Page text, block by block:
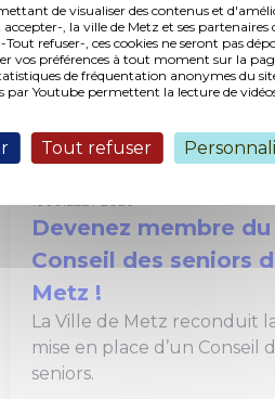
de visualiser des contenus et
, la ville de Metz et ses
refuser-, ces cookies ne seront pas
vos préférences à tout moment sur la
de fréquentation anonymes du
par Youtube permettent la lecture de
Tout refuser
Démocratie active Seniors
Devenez membre du
Conseil des seniors
Metz !
La Ville de Metz reconduit
mise en place d’un Conseil
seniors.